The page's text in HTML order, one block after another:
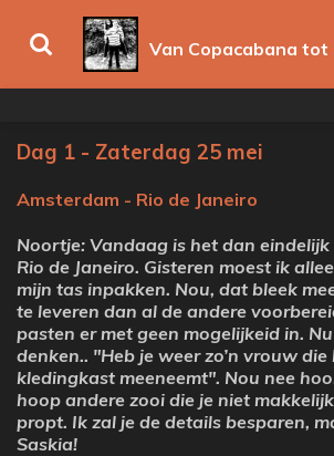
direct
Van Copacabana tot
Dag 1 - Zaterdag 25 mei
Amsterdam - Rio de Janeiro
Noortje: Vandaag is het dan
Rio de Janeiro. Gisteren moest ik
mijn tas inpakken. Nou, dat bleek
te leveren dan al de andere
pasten er met geen mogelijkeid in.
denken.. "Heb je weer zo’n vrouw
kledingkast meeneemt". Nou nee
hoop andere zooi die je niet
propt. Ik zal je de details besparen,
Saskia!